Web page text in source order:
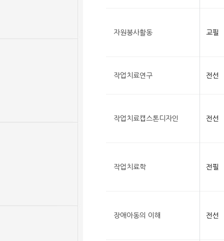
자원봉사활동 교필
작업치료연구 전선
작업치료캡스톤디자인 전선
작업치료학 전필
장애아동의 이해 전선